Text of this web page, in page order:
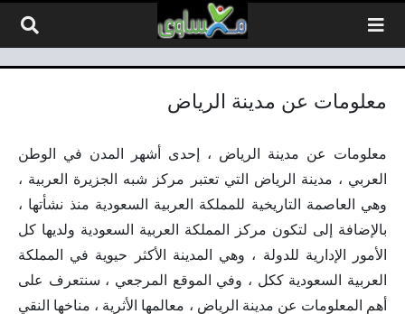
معلومات عن مدينة الرياض
معلومات عن مدينة الرياض ، إحدى أشهر المدن في الوطن
العربي ، مدينة الرياض التي تعتبر مركز شبه الجزيرة العربية ،
وهي العاصمة التاريخية للمملكة العربية السعودية منذ نشأتها ،
بالإضافة إلى لتكون مركز المملكة العربية السعودية ولديها كل
الأمور الإدارية للدولة ، وهي المدينة الأكثر حيوية في المملكة
العربية السعودية ككل ، وفي الموقع المرجعي ، سنتعرف على
أهم المعلومات عن مدينة الرياض ، معالمها الأثرية ، مناخها النقي